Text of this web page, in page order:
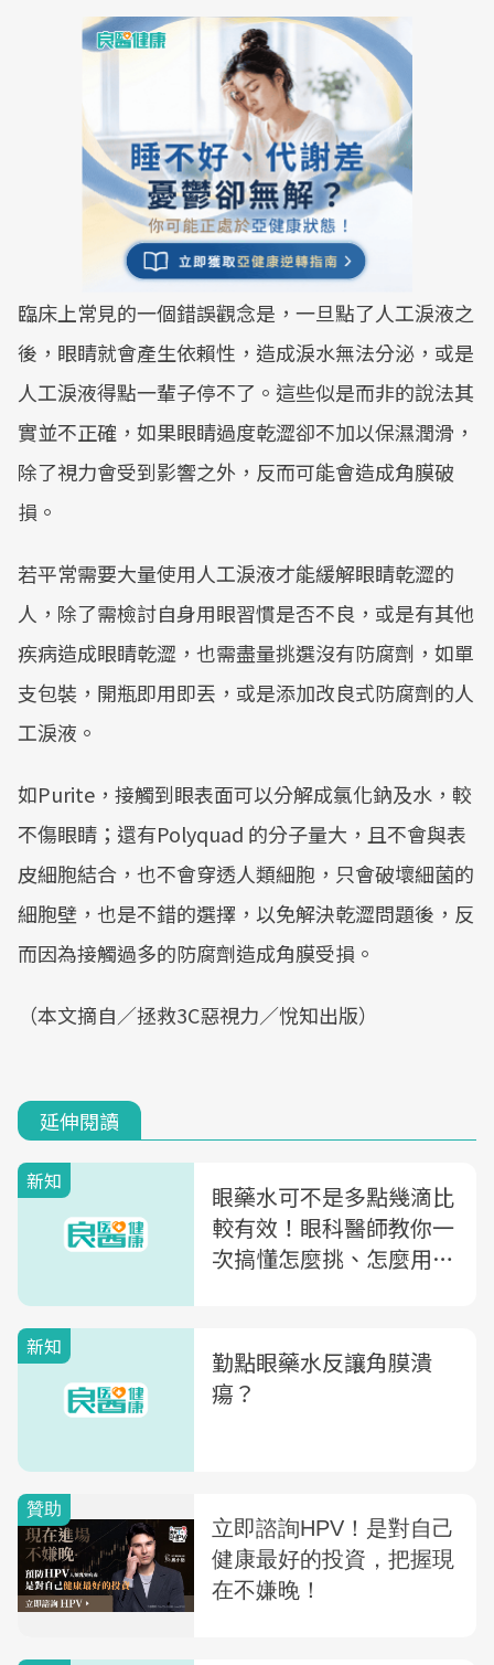
臨床上常見的一個錯誤觀念是，一旦點了人工淚液之
後，眼睛就會產生依賴性，造成淚水無法分泌，或是
人工淚液得點一輩子停不了。這些似是而非的說法其
實並不正確，如果眼睛過度乾澀卻不加以保濕潤滑，
除了視力會受到影響之外，反而可能會造成角膜破
損。
若平常需要大量使用人工淚液才能緩解眼睛乾澀的
人，除了需檢討自身用眼習慣是否不良，或是有其他
疾病造成眼睛乾澀，也需盡量挑選沒有防腐劑，如單
支包裝，開瓶即用即丟，或是添加改良式防腐劑的人
工淚液。
如Purite，接觸到眼表面可以分解成氯化鈉及水，較
不傷眼睛；還有Polyquad 的分子量大，且不會與表
皮細胞結合，也不會穿透人類細胞，只會破壞細菌的
細胞壁，也是不錯的選擇，以免解決乾澀問題後，反
而因為接觸過多的防腐劑造成角膜受損。
（本文摘自／拯救3C惡視力／悅知出版）
延伸閱讀
新知
眼藥水可不是多點幾滴比
較有效！眼科醫師教你一
次搞懂怎麼挑、怎麼用不
新知
勤點眼藥水反讓角膜潰
瘍？